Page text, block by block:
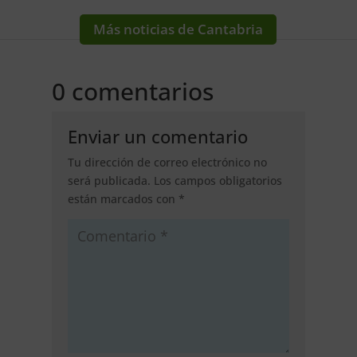
Más noticias de Cantabria
0 comentarios
Enviar un comentario
Tu dirección de correo electrónico no
será publicada. Los campos obligatorios
están marcados con *